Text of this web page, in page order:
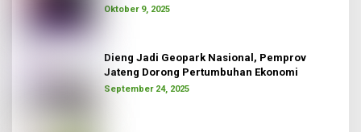
Oktober 9, 2025
Dieng Jadi Geopark Nasional, Pemprov
Jateng Dorong Pertumbuhan Ekonomi
September 24, 2025